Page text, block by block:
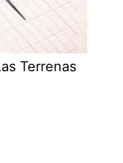
Terrenas